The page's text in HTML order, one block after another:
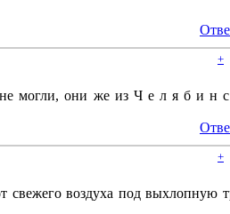
+
не могли, они же из Ч е л я б и н
+
свежего воздуха под выхлопную